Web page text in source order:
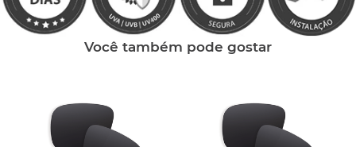
Você também pode gostar